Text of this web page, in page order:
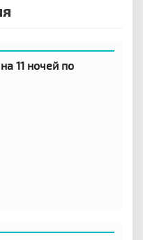
11 ночей по